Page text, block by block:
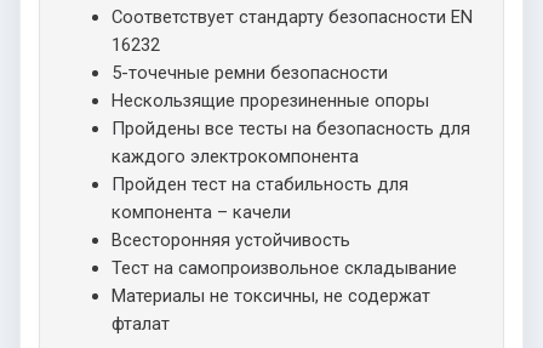
Соответствует стандарту безопасности EN
16232
5-точечные ремни безопасности
Нескользящие прорезиненные опоры
Пройдены все тесты на безопасность для
каждого электрокомпонента
Пройден тест на стабильность для
компонента – качели
Всесторонняя устойчивость
Тест на самопроизвольное складывание
Материалы не токсичны, не содержат
фталат